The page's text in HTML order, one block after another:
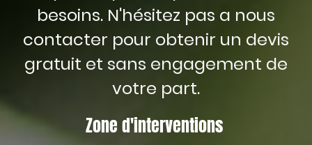
besoins. N'hésitez pas a nous
contacter pour obtenir un devis
gratuit et sans engagement de
votre part.
Zone d'interventions